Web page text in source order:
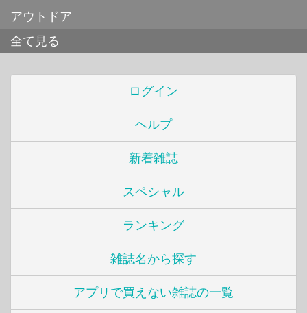
アウトドア
全て見る
ログイン
ヘルプ
新着雑誌
スペシャル
ランキング
雑誌名から探す
アプリで買えない雑誌の一覧